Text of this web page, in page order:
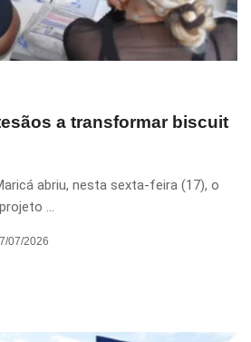
a transformar biscuit
abriu, nesta sexta-feira (17), o
...
07/2026